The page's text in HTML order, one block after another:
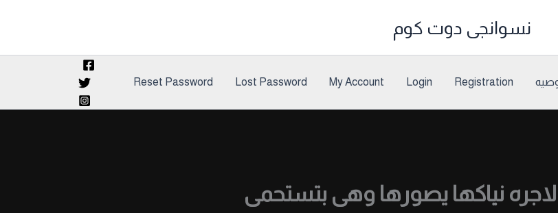
نسوانجى دوت كوم
Registration
Login
My Account
Lost Password
Reset Password
نياكها يصورها وهى بتستحمى